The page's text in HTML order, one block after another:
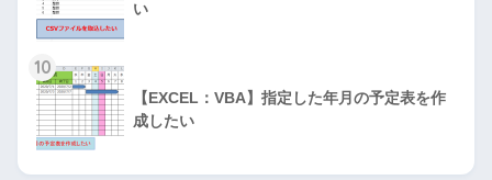
い
10
【EXCEL：VBA】指定した年月の予定表を作
成したい